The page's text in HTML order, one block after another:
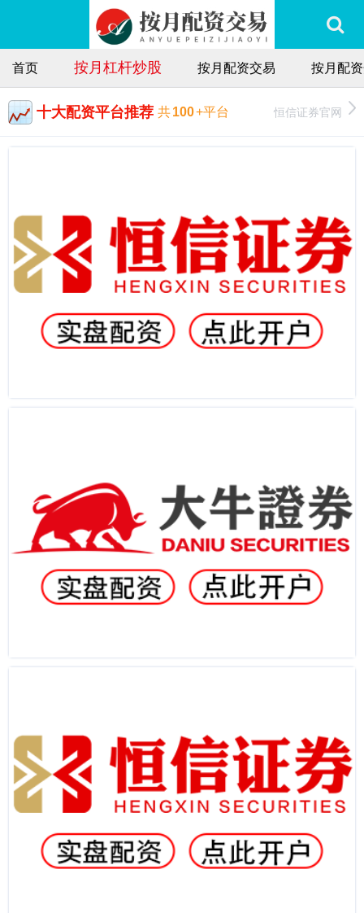
首页 按月杠杆炒股 按月配资交易 按月配
十大配资平台推荐 共100+平台 恒信证券官网